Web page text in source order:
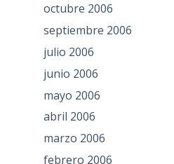
octubre 2006
septiembre 2006
julio 2006
junio 2006
mayo 2006
abril 2006
marzo 2006
febrero 2006